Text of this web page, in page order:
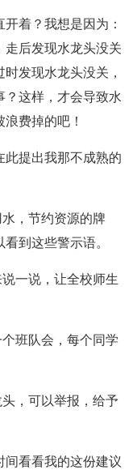
着？我想是因为：
走后发现水龙头没关
发现水龙头没关，
？这样，才会导致水
费掉的吧！
此提出我那不成熟的
，节约资源的牌
到这些警示语。
一说，让全校师生
班队会，每个同学
，可以举报，给予
间看看我的这份建议